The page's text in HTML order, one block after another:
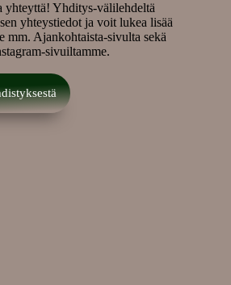
yhteyttä! Yhditys-välilehdeltä
yhteystiedot ja voit lukea lisää
mm. Ajankohtaista-sivulta sekä
sivuiltamme.